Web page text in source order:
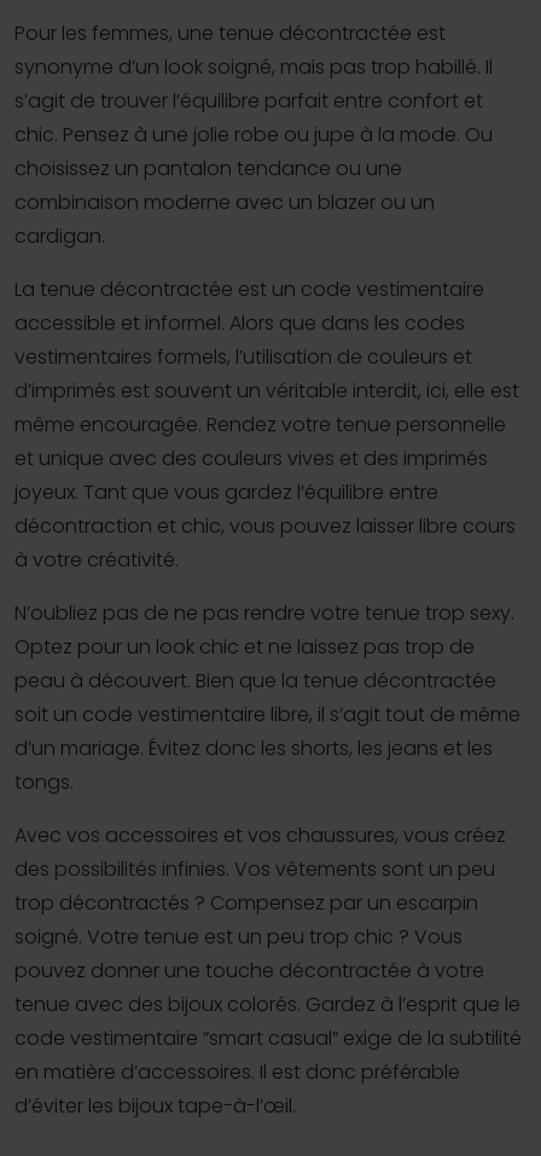
Pour les femmes, une tenue décontractée est
synonyme d’un look soigné, mais pas trop habillé. Il
s’agit de trouver l’équilibre parfait entre confort et
chic. Pensez à une jolie robe ou jupe à la mode. Ou
choisissez un pantalon tendance ou une
combinaison moderne avec un blazer ou un
cardigan.
La tenue décontractée est un code vestimentaire
accessible et informel. Alors que dans les codes
vestimentaires formels, l’utilisation de couleurs et
d’imprimés est souvent un véritable interdit, ici, elle est
même encouragée. Rendez votre tenue personnelle
et unique avec des couleurs vives et des imprimés
joyeux. Tant que vous gardez l’équilibre entre
décontraction et chic, vous pouvez laisser libre cours
à votre créativité.
N’oubliez pas de ne pas rendre votre tenue trop sexy.
Optez pour un look chic et ne laissez pas trop de
peau à découvert. Bien que la tenue décontractée
soit un code vestimentaire libre, il s’agit tout de même
d’un mariage. Évitez donc les shorts, les jeans et les
tongs.
Avec vos accessoires et vos chaussures, vous créez
des possibilités infinies. Vos vêtements sont un peu
trop décontractés ? Compensez par un escarpin
soigné. Votre tenue est un peu trop chic ? Vous
pouvez donner une touche décontractée à votre
tenue avec des bijoux colorés. Gardez à l’esprit que le
code vestimentaire “smart casual” exige de la subtilité
en matière d’accessoires. Il est donc préférable
d’éviter les bijoux tape-à-l’œil.